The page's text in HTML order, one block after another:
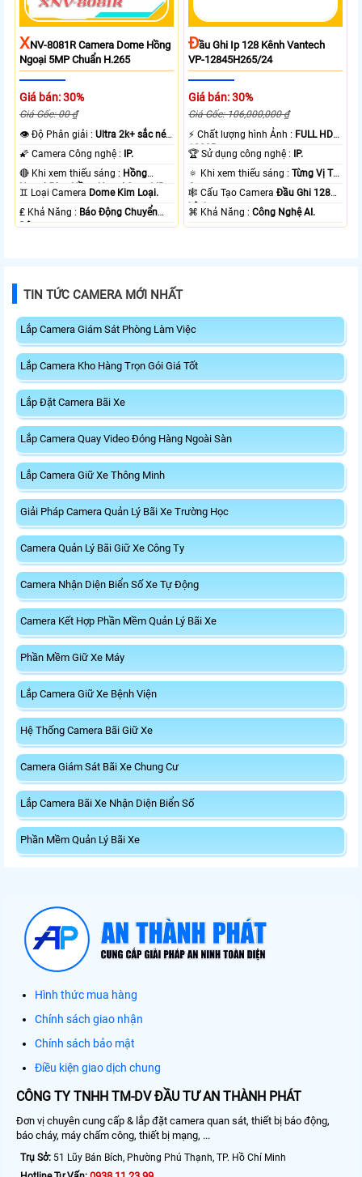
XNV-8081R Camera Dome Hồng
Ngoại 5MP Chuẩn H.265
Giá bán: 30%
Giá Gốc: 00 ₫
👁 Độ Phân giải :Ultra 2k+ sắc nét
🌠 Camera Công nghệ : IP.
🔴 Khi xem thiếu sáng : Hồng
Ngoại 50m Hồng Ngoại Smart IR.
♊ Loại Camera Dome Kim Loại.
️₤ Khả Năng : Báo Động Chuyển
Động.
ĐẦu Ghi Ip 128 Kênh Vantech
VP-12845H265/24
Giá bán: 30%
Giá Gốc: 106,000,000 ₫
️⚡ Chất lượng hình Ảnh : FULL HD
1080P .
🏆 Sử dụng công nghệ : IP.
🔅 Khi xem thiếu sáng :Từng Vị Trí
Camera .
🕸️ Cấu Tạo CameraĐầu Ghi 128
kênh.
️⌘ Khả Năng :Công Nghệ AI.
TIN TỨC CAMERA MỚI NHẤT
Lắp Camera Giám Sát Phòng Làm Việc
Lắp Camera Kho Hàng Trọn Gói Giá Tốt
Lắp Đặt Camera Bãi Xe
Lắp Camera Quay Video Đóng Hàng Ngoài Sàn
Lắp Camera Giữ Xe Thông Minh
Giải Pháp Camera Quản Lý Bãi Xe Trường Học
Camera Quản Lý Bãi Giữ Xe Công Ty
Camera Nhận Diện Biển Số Xe Tự Động
Camera Kết Hợp Phần Mềm Quản Lý Bãi Xe
Phần Mềm Giữ Xe Máy
Lắp Camera Giữ Xe Bệnh Viện
Hệ Thống Camera Bãi Giữ Xe
Camera Giám Sát Bãi Xe Chung Cư
Lắp Camera Bãi Xe Nhận Diện Biển Số
Phần Mềm Quản Lý Bãi Xe
Hình thức mua hàng
Chính sách giao nhận
Chính sách bảo mật
Điều kiện giao dịch chung
CÔNG TY TNHH TM-DV ĐẦU TƯ AN THÀNH PHÁT
Đơn vị chuyên cung cấp & lắp đặt camera quan sát, thiết bị báo động,
báo cháy, máy chấm công, thiết bị mạng, ...
Trụ Sở: 51 Lũy Bán Bích, Phường Phú Thạnh, TP. Hồ Chí Minh